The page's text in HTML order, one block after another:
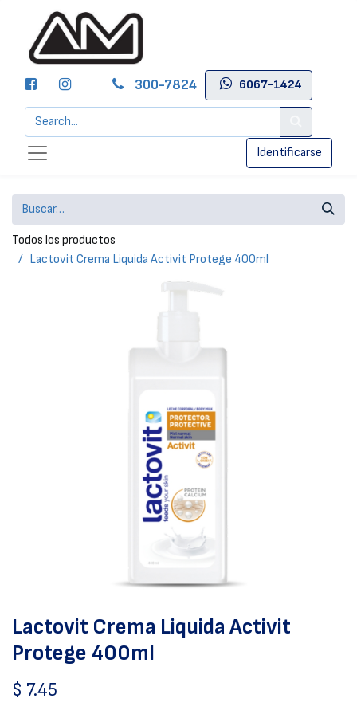
300-7824 6067-1424
Identificarse
Todos los productos
Lactovit Crema Liquida Activit Protege 400ml
Lactovit Crema Liquida Activit
Protege 400ml
$ 7.45